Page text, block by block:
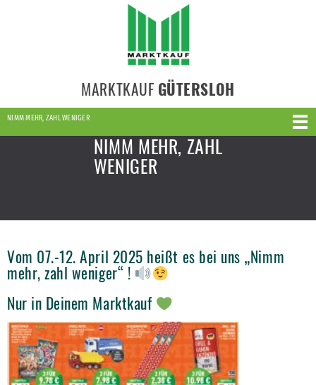
MARKTKAUF GÜTERSLOH
NIMM MEHR, ZAHL WENIGER
NIMM MEHR, ZAHL
WENIGER
Vom 07.-12. April 2025 heißt es bei uns „Nimm
mehr, zahl weniger“ !
Nur in Deinem Marktkauf